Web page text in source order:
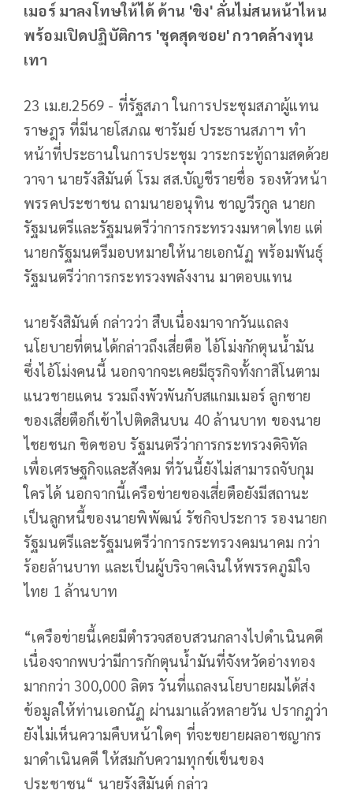
เมอร์ มาลงโทษให้ได้ ด้าน 'ขิง' ลั่นไม่สนหน้าไหน
พร้อมเปิดปฏิบัติการ 'ชุดสุดซอย' กวาดล้างทุน
เทา
23 เม.ย.2569 - ที่รัฐสภา ในการประชุมสภาผู้แทน
ราษฎร ที่มีนายโสภณ ซารัมย์ ประธานสภาฯ ทำ
หน้าที่ประธานในการประชุม วาระกระทู้ถามสดด้วย
วาจา นายรังสิมันต์ โรม สส.บัญชีรายชื่อ รองหัวหน้า
พรรคประชาชน ถามนายอนุทิน ชาญวีรกูล นายก
รัฐมนตรีและรัฐมนตรีว่าการกระทรวงมหาดไทย แต่
นายกรัฐมนตรีมอบหมายให้นายเอกนัฏ พร้อมพันธุ์
รัฐมนตรีว่าการกระทรวงพลังงาน มาตอบแทน
นายรังสิมันต์ กล่าวว่า สืบเนื่องมาจากวันแถลง
นโยบายที่ตนได้กล่าวถึงเสี่ยตือ ไอ้โม่งกักตุนน้ำมัน
ซึ่งไอ้โม่งคนนี้ นอกจากจะเคยมีธุรกิจทั้งกาสิโนตาม
แนวชายแดน รวมถึงพัวพันกับสแกมเมอร์ ลูกชาย
ของเสี่ยตือก็เข้าไปติดสินบน 40 ล้านบาท ของนาย
ไชยชนก ชิดชอบ รัฐมนตรีว่าการกระทรวงดิจิทัล
เพื่อเศรษฐกิจและสังคม ที่วันนี้ยังไม่สามารถจับกุม
ใครได้ นอกจากนี้เครือข่ายของเสี่ยตือยังมีสถานะ
เป็นลูกหนี้ของนายพิพัฒน์ รัชกิจประการ รองนายก
รัฐมนตรีและรัฐมนตรีว่าการกระทรวงคมนาคม กว่า
ร้อยล้านบาท และเป็นผู้บริจาคเงินให้พรรคภูมิใจ
ไทย 1 ล้านบาท
“เครือข่ายนี้เคยมีตำรวจสอบสวนกลางไปดำเนินคดี
เนื่องจากพบว่ามีการกักตุนน้ำมันที่จังหวัดอ่างทอง
มากกว่า 300,000 ลิตร วันที่แถลงนโยบายผมได้ส่ง
ข้อมูลให้ท่านเอกนัฏ ผ่านมาแล้วหลายวัน ปรากฎว่า
ยังไม่เห็นความคืบหน้าใดๆ ที่จะขยายผลอาชญากร
มาดำเนินคดี ให้สมกับความทุกข์เข็นของ
ประชาชน“ นายรังสิมันต์ กล่าว